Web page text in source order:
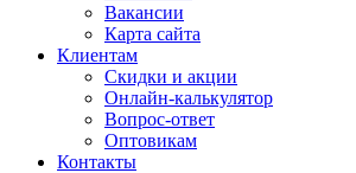
Вакансии
Карта сайта
Клиентам
Скидки и акции
Онлайн-калькулятор
Вопрос-ответ
Оптовикам
Контакты